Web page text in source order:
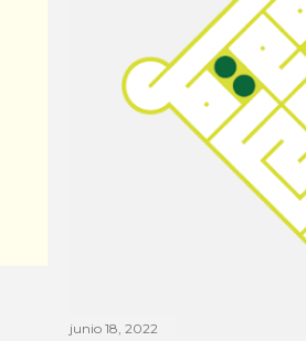
junio 18, 2022